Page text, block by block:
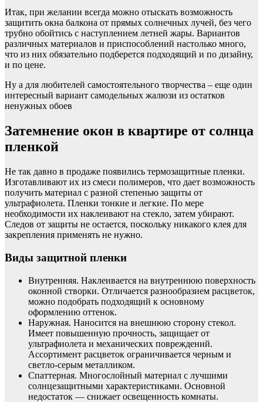
Итак, при желании всегда можно отыскать возможность
защитить окна балкона от прямых солнечных лучей, без чего
трубно обойтись с наступлением летней жары. Вариантов
различных материалов и приспособлений настолько много,
что из них обязательно подберется подходящий и по дизайну,
и по цене.
Ну а для любителей самостоятельного творчества – еще один
интересный вариант самодельных жалюзи из остатков
ненужных обоев
Затемнение окон в квартире от солнца
пленкой
Не так давно в продаже появились термозащитные пленки.
Изготавливают их из смеси полимеров, что дает возможность
получить материал с разной степенью защиты от
ультрафиолета. Пленки тонкие и легкие. По мере
необходимости их наклеивают на стекло, затем убирают.
Следов от защиты не остается, поскольку никакого клея для
закрепления применять не нужно.
Виды защитной пленки
Внутренняя. Наклеивается на внутреннюю поверхность
оконной створки. Отличается разнообразием расцветок,
можно подобрать подходящий к основному
оформлению оттенок.
Наружная. Наносится на внешнюю сторону стекол.
Имеет повышенную прочность, защищает от
ультрафиолета и механических повреждений.
Ассортимент расцветок ограничивается черным и
светло-серым металликом.
Спаттерная. Многослойный материал с лучшими
солнцезащитными характеристиками. Основной
недостаток — снижает освещенность комнаты.